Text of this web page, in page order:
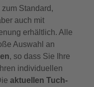
Standard,
auch mit
erhältlich. Alle
Auswahl an
, so dass Sie Ihre
individuellen
aktuellen Tuch-